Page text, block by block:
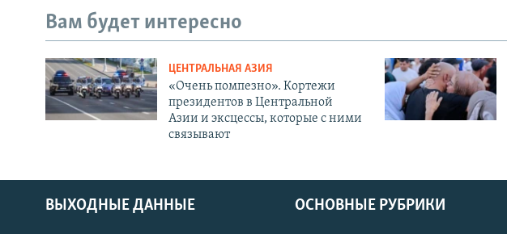
Вам будет интересно
ЦЕНТРАЛЬНАЯ АЗИЯ
«Очень помпезно». Кортежи
президентов в Центральной
Азии и эксцессы, которые с ними
связывают
ВЫХОДНЫЕ ДАННЫЕ ОСНОВНЫЕ РУБРИКИ